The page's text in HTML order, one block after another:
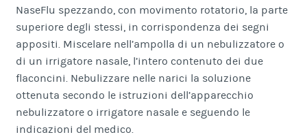
NaseFlu spezzando, con movimento rotatorio, la parte
superiore degli stessi, in corrispondenza dei segni
appositi. Miscelare nell’ampolla di un nebulizzatore o
di un irrigatore nasale, l’intero contenuto dei due
flaconcini. Nebulizzare nelle narici la soluzione
ottenuta secondo le istruzioni dell’apparecchio
nebulizzatore o irrigatore nasale e seguendo le
indicazioni del medico.